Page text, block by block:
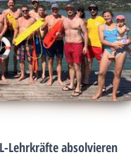
Lehrkräfte absolvieren